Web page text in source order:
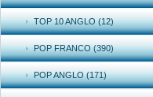
TOP 10 ANGLO (12)
POP FRANCO (390)
POP ANGLO (171)